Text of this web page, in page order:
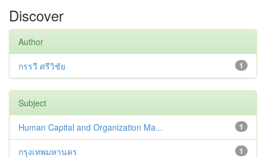
Discover
Author
1
กรรวี ศรีวิชัย
Subject
1
Human Capital and Organization Ma...
1
กรุงเทพมหานคร